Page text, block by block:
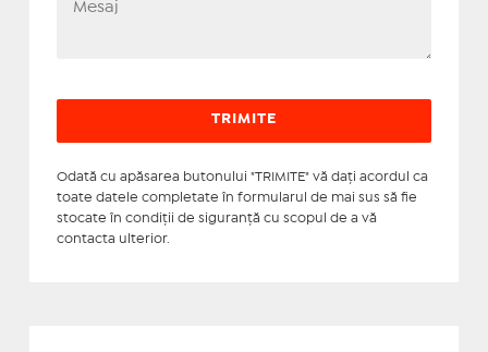
Odată cu apăsarea butonului "TRIMITE" vă daţi acordul ca
toate datele completate în formularul de mai sus să fie
stocate în condiţii de siguranţă cu scopul de a vă
contacta ulterior.